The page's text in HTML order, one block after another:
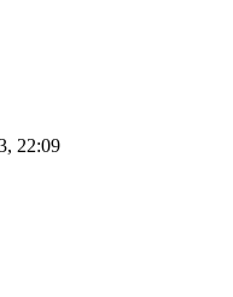
22:09